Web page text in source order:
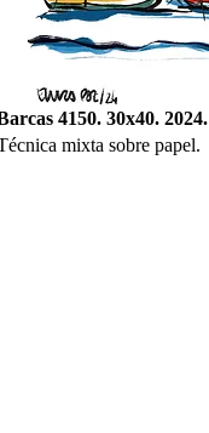
4150. 30x40. 2024.
mixta sobre papel.